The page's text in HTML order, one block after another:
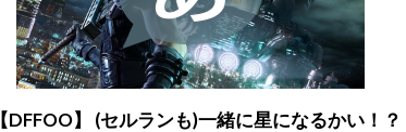
【DFFOO】 (セルランも)一緒に星になるかい！？